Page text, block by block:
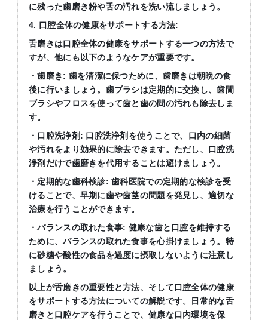
に残った歯磨き粉や舌の汚れを洗い流しましょう。
4. 口腔全体の健康をサポートする方法:
舌磨きは口腔全体の健康をサポートする一つの方法で
すが、他にも以下のようなケアが重要です。
・歯磨き: 歯を清潔に保つために、歯磨きは朝晩の食
後に行いましょう。歯ブラシは定期的に交換し、歯間
ブラシやフロスを使って歯と歯の間の汚れも除去しま
す。
・口腔洗浄剤: 口腔洗浄剤を使うことで、口内の細菌
や汚れをより効果的に除去できます。ただし、口腔洗
浄剤だけで歯磨きを代用することは避けましょう。
・定期的な歯科検診: 歯科医院での定期的な検診を受
けることで、早期に歯や歯茎の問題を発見し、適切な
治療を行うことができます。
・バランスの取れた食事: 健康な歯と口腔を維持する
ために、バランスの取れた食事を心掛けましょう。特
に砂糖や酸性の食品を過度に摂取しないように注意し
ましょう。
以上が舌磨きの重要性と方法、そして口腔全体の健康
をサポートする方法についての解説です。日常的な舌
磨きと口腔ケアを行うことで、健康な口内環境を保